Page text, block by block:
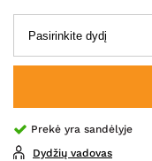
Prekė yra sandėlyje
Dydžių vadovas